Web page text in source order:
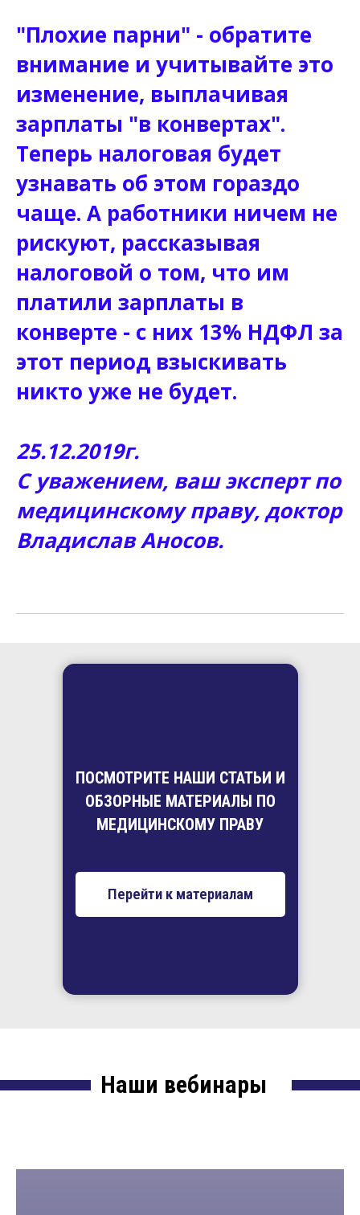
"Плохие парни" - обратите
внимание и учитывайте это
изменение, выплачивая
зарплаты "в конвертах".
Теперь налоговая будет
узнавать об этом гораздо
чаще. А работники ничем не
рискуют, рассказывая
налоговой о том, что им
платили зарплаты в
конверте - с них 13% НДФЛ за
этот период взыскивать
никто уже не будет.
25.12.2019г.
С уважением, ваш эксперт по
медицинскому праву, доктор
Владислав Аносов.
ПОСМОТРИТЕ НАШИ СТАТЬИ И
ОБЗОРНЫЕ МАТЕРИАЛЫ ПО
МЕДИЦИНСКОМУ ПРАВУ
Перейти к материалам
Наши вебинары